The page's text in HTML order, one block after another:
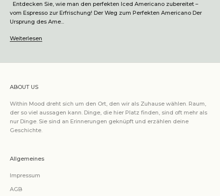
Entdecken Sie, wie man den perfekten Iced Americano zubereitet –
vom Espresso zur Erfrischung! Der Weg zum Perfekten Americano Der
Ursprung des Ame...
Weiterlesen
ABOUT US
Within Mood dreht sich um den Ort, den wir als Zuhause wählen. Raum,
der so viel aussagen kann. Dinge, die hier Platz finden, sind oft mehr als
nur Dinge. Sie sind an Erinnerungen geknüpft und erzählen deine
Geschichte.
Allgemeines
Impressum
AGB